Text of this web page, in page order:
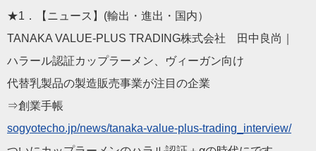
★1．【ニュース】(輸出・進出・国内）
TANAKA VALUE-PLUS TRADING株式会社 田中良尚｜
ハラール認証カップラーメン、ヴィーガン向け
代替乳製品の製造販売事業が注目の企業
⇒創業手帳
sogyotecho.jp/news/tanaka-value-plus-trading_interview/